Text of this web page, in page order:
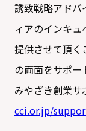
誘致戦略アドバ
ィアのインキ
提供させて頂く
の両面をサポー
みやざき創業サ
cci.or.jp/